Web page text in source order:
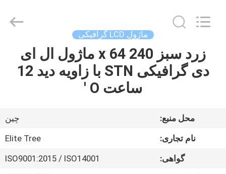
خانه
دربارهی
Technology.
ماژول LCD گرافیکی
زرد سبز 240 x 64 ماژول ال ای
دی گرافیکی STN با زاویه دید 12
ساعت O '
محل منبع:
چین
نام تجاری:
Elite Tree
گواهی:
ISO9001:2015 / ISO14001